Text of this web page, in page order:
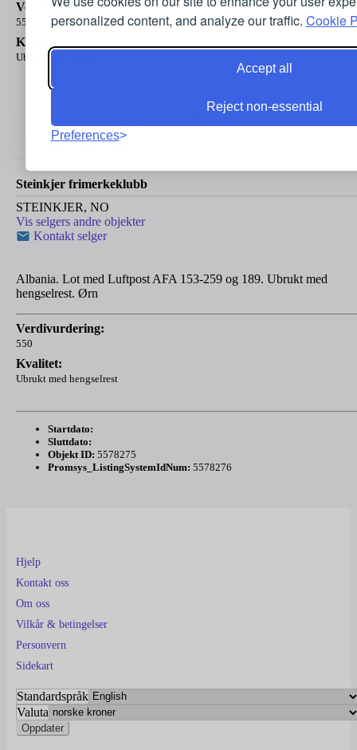
personalized content, and analyze our traffic. Cookie
Accept all
Reject non-essential
Preferences
Verdivurdering:
550
Kvalitet:
Ubrukt med hengselrest
2 bud
Steinkjer frimerkeklubb
STEINKJER, NO
Vis selgers andre objekter
Kontakt selger
Albania. Lot med Luftpost AFA 153-259 og 189. Ubrukt med
hengselrest. Ørn
Verdivurdering:
550
Kvalitet:
Ubrukt med hengselrest
Startdato:
Sluttdato:
Objekt ID: 5578275
Promsys_ListingSystemIdNum: 5578276
Hjelp
Kontakt oss
Om oss
Vilkår & betingelser
Personvern
Sidekart
Standardspråk
Valuta